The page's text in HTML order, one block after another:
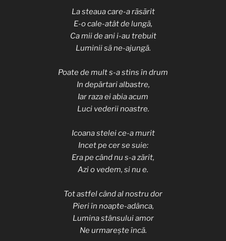
La steaua care-a rãsãrit
E-o cale-atât de lungă,
Ca mii de ani i-au trebuit
Luminii sã ne-ajungă.
Poate de mult s-a stins în drum
In depărtari albastre,
Iar raza ei abia acum
Luci vederii noastre.
Icoana stelei ce-a murit
Incet pe cer se suie:
Era pe când nu s-a zărit,
Azi o vedem, si nu e.
Tot astfel când al nostru dor
Pieri în noapte-adânca,
Lumina stânsului amor
Ne urmarește încă.